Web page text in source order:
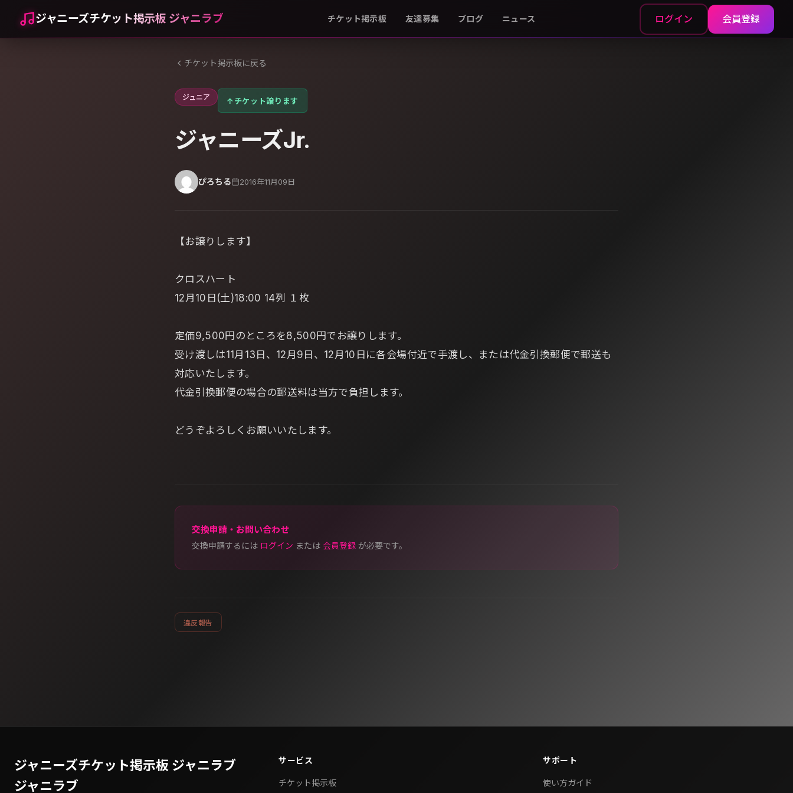
ジャニーズチケット掲示板 ジャニラブ チケット掲示板 友達募集 ブログ ニュース ログイン 会員登録
チケット掲示板に戻る
ジュニア ↑ チケット譲ります
ジャニーズJr.
ぴろちる 2016年11月09日
【お譲りします】
クロスハート
12月10日(土)18:00 14列 １枚
定価9,500円のところを8,500円でお譲りします。
受け渡しは11月13日、12月9日、12月10日に各会場付近で手渡し、または代金引換郵便で郵送も
対応いたします。
代金引換郵便の場合の郵送料は当方で負担します。
どうぞよろしくお願いいたします。
交換申請・お問い合わせ
交換申請するには ログイン または 会員登録 が必要です。
違反報告
ジャニーズチケット掲示板 ジャニラブ
ジャニラブ
サービス
チケット掲示板
サポート
使い方ガイド